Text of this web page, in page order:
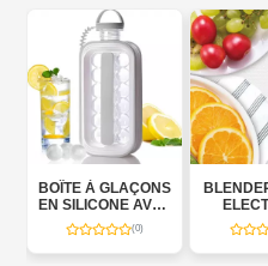
AVEC
BOX 800
BLENDER MIXEUR
ELECTRIQUE
1000W